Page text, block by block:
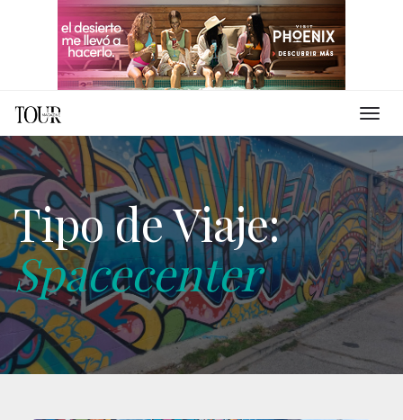
Tipo de Viaje:
Spacecenter